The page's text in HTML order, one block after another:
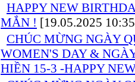
HAPPY NEW
MẮN ! [19.05.2025
CHÚC MỪNG NGÀY
WOMEN'S DAY &
HIỀN 15-3 -HAPPY